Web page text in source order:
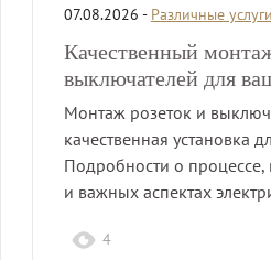
07.08.2026 - Различные
Качественный
выключателей для
Монтаж розеток и
качественная установка
Подробности о
и важных аспектах
4